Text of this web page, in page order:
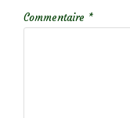
Commentaire *